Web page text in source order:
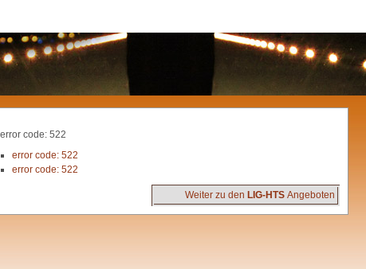
error code: 522
error code: 522
error code: 522
Weiter zu den LIG-HTS Angeboten